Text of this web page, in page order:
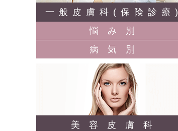
一般皮膚科(保険診療)
悩み別
病気別
美容皮膚科